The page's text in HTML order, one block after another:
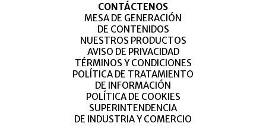
CONTÁCTENOS
MESA DE GENERACIÓN
DE CONTENIDOS
NUESTROS PRODUCTOS
AVISO DE PRIVACIDAD
TÉRMINOS Y CONDICIONES
POLÍTICA DE TRATAMIENTO
DE INFORMACIÓN
POLÍTICA DE COOKIES
SUPERINTENDENCIA
DE INDUSTRIA Y COMERCIO